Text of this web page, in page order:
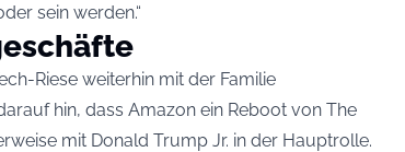
sein werden.“
Riese weiterhin mit der Familie
hin, dass Amazon ein Reboot von The
mit Donald Trump Jr. in der Hauptrolle.